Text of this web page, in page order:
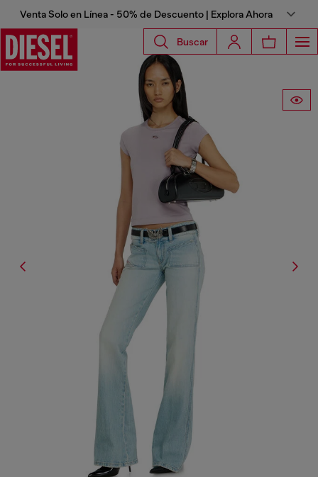
Venta Solo en Línea - 50% de Descuento | Explora Ahora
Buscar